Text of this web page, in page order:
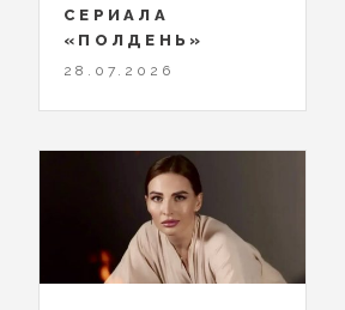
СЕРИАЛА
«ПОЛДЕНЬ»
28.07.2026